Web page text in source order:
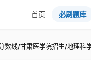
首页 必刷题库
数线/甘肃医学院招生/地理科